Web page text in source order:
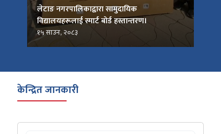
लेटाङ नगरपालिकाद्वारा सामुदायिक
विद्यालयहरूलाई स्मार्ट बोर्ड हस्तान्तरण।
१५ साउन, २०८३
केन्द्रित जानकारी